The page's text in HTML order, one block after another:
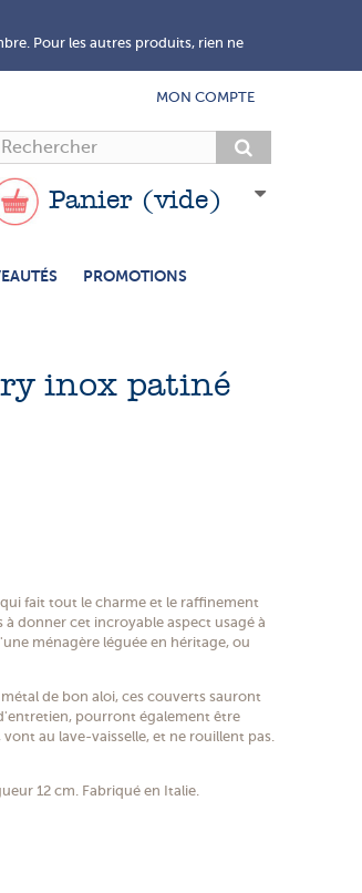
Pour les autres produits, rien ne
MON COMPTE
Panier (vide)
PROMOTIONS
inox patiné
fait tout le charme et le raffinement
donner cet incroyable aspect usagé à
ménagère léguée en héritage, ou
de bon aloi, ces couverts sauront
pourront également être
au lave-vaisselle, et ne rouillent pas.
12 cm. Fabriqué en Italie.